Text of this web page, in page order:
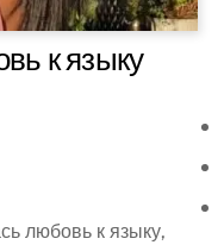
к языку
любовь к языку,